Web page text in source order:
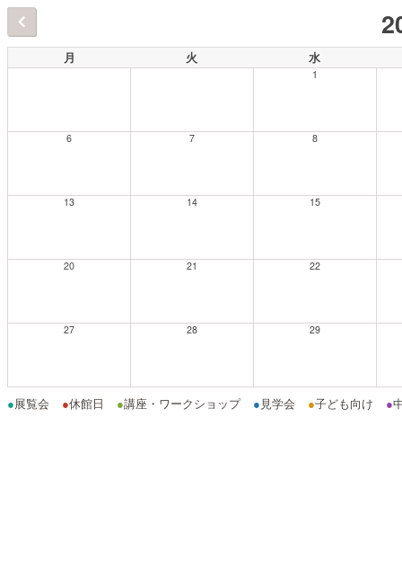
月 火 水
1
6 7 8
13 14 15
20 21 22
27 28 29
●展覧会 ●休館日 ●講座・ワークショップ ● 見学会 ●子ども向け ●